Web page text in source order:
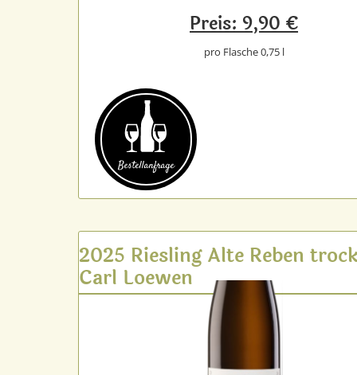
Preis: 9,90 €
pro Flasche 0,75 l
Bestell­anfrage
2025 Riesling Alte Reben
Carl Loewen